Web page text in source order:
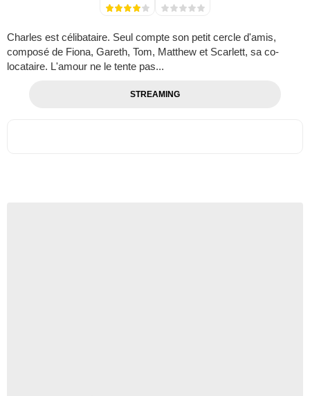
Charles est célibataire. Seul compte son petit cercle d'amis,
composé de Fiona, Gareth, Tom, Matthew et Scarlett, sa co-
locataire. L'amour ne le tente pas...
STREAMING